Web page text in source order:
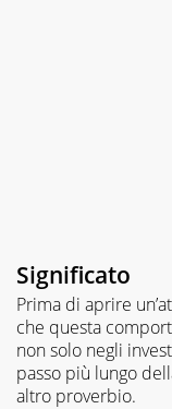
Significato
Prima di aprire
che questa
non solo negli
passo più lungo
altro proverbio.